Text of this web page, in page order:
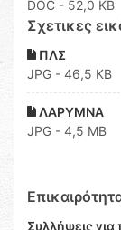
DOC - 52,0 KB
Σχετικες
ΠΛΣ
JPG - 46,5 KB
ΛΑΡΥΜΝΑ
JPG - 4,5 MB
Συλλήψεις